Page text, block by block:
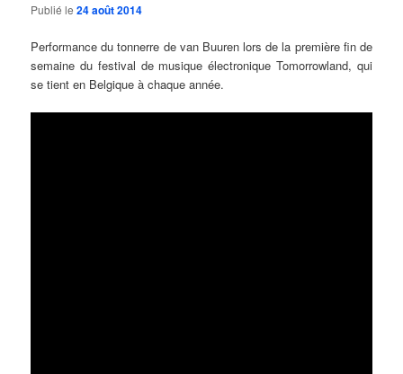
Publié le24 août 2014
Performance du tonnerre de van Buuren lors de la première fin de
semaine du festival de musique électronique Tomorrowland, qui
se tient en Belgique à chaque année.